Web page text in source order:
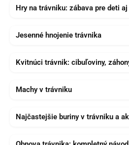
Hry na trávniku: zábava pre deti
Jesenné hnojenie trávnika
Kvitnúci trávnik: cibuľoviny,
Machy v trávniku
Najčastejšie buriny v trávniku a